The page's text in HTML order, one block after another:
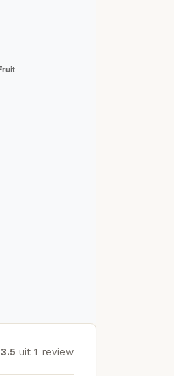
3.5 uit 1 review